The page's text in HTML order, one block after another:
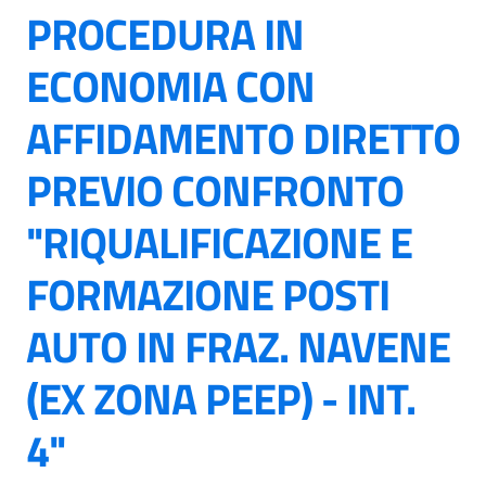
PROCEDURA IN
ECONOMIA CON
AFFIDAMENTO DIRETTO
PREVIO CONFRONTO
"RIQUALIFICAZIONE E
FORMAZIONE POSTI
AUTO IN FRAZ. NAVENE
(EX ZONA PEEP) - INT.
4"